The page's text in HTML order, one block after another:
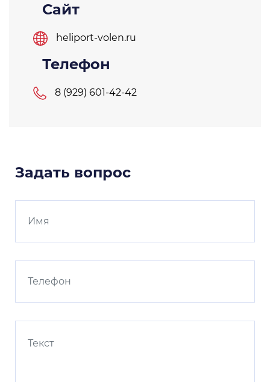
Сайт
heliport-volen.ru
Телефон
8 (929) 601-42-42
Задать вопрос